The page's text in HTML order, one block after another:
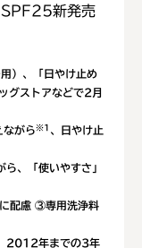
SPF25新発売
）、「日やけ止め
グストアなどで2月
ながら※1 、日やけ止
ら、「使いやすさ｣
配慮 ③専用洗浄料
2012年までの3年